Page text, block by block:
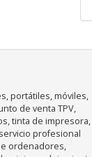
portátiles, móviles,
de venta TPV,
tinta de impresora,
profesional
ordenadores,